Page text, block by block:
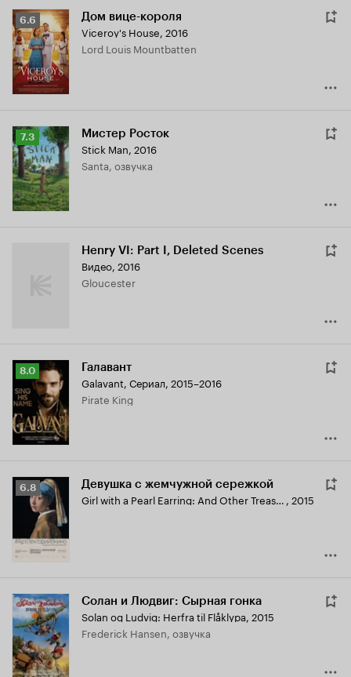
Рейтинг
Кинопоиска
6.6
6.6 Дом вице-короля
Viceroy's House, 2016
Lord Louis Mountbatten
Рейтинг
Кинопоиска
7.3
7.3 Мистер Росток
Stick Man, 2016
Santa, озвучка
Henry VI: Part I, Deleted Scenes
Видео, 2016
Gloucester
Рейтинг
Кинопоиска
8.0
8.0 Галавант
Galavant, Сериал, 2015–2016
Pirate King
Рейтинг
Кинопоиска
6.8 Девушка с жемчужной сережкой
Girl with a Pearl Earring: And Other Treasures from the Mauritshuis , 2015
Солан и Людвиг: Сырная гонка
Solan og Ludvig: Herfra til Flåklypa, 2015
Frederick Hansen, озвучка